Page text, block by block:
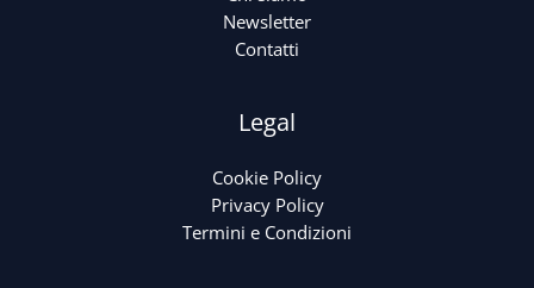
Newsletter
Contatti
Legal
Cookie Policy
Privacy Policy
Termini e Condizioni